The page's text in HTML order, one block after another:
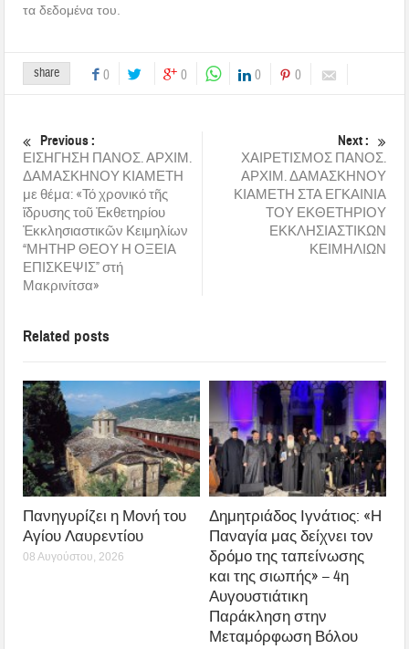
τα δεδομένα του.
share 0 0 0 0
Previous :
ΕΙΣΗΓΗΣΗ ΠΑΝΟΣ. ΑΡΧΙΜ.
ΔΑΜΑΣΚΗΝΟΥ ΚΙΑΜΕΤΗ
με θέμα: «Τό χρονικό τῆς
ἴδρυσης τοῦ Ἐκθετηρίου
Ἐκκλησιαστικῶν Κειμηλίων
“ΜΗΤΗΡ ΘΕΟΥ Η ΟΞΕΙΑ
ΕΠΙΣΚΕΨΙΣ” στή
Μακρινίτσα»
Next :
ΧΑΙΡΕΤΙΣΜΟΣ ΠΑΝΟΣ.
ΑΡΧΙΜ. ΔΑΜΑΣΚΗΝΟΥ
ΚΙΑΜΕΤΗ ΣΤΑ ΕΓΚΑΙΝΙΑ
ΤΟΥ ΕΚΘΕΤΗΡΙΟΥ
ΕΚΚΛΗΣΙΑΣΤΙΚΩΝ
ΚΕΙΜΗΛΙΩΝ
Related posts
Πανηγυρίζει η Μονή του
Αγίου Λαυρεντίου
08 Αυγούστου, 2026
Δημητριάδος Ιγνάτιος: «Η
Παναγία μας δείχνει τον
δρόμο της ταπείνωσης
και της σιωπής» – 4η
Αυγουστιάτικη
Παράκληση στην
Μεταμόρφωση Βόλου